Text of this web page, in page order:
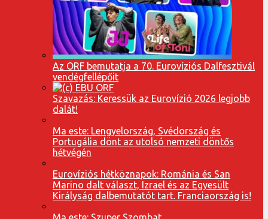
Az ORF bemutatja a 70. Eurovíziós Dalfesztivál
vendégfellépőit
Szavazás: Keressük az Eurovízió 2026 legjobb
dalát!
Ma este: Lengyelország, Svédország és
Portugália dönt az utolsó nemzeti döntős
hétvégén
Eurovíziós hétköznapok: Románia és San
Marino dalt választ, Izrael és az Egyesült
Királyság dalbemutatót tart. Franciaország is!